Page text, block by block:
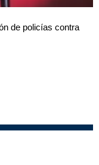
de policías contra